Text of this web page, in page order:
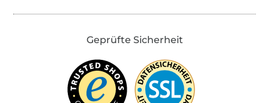
Geprüfte Sicherheit